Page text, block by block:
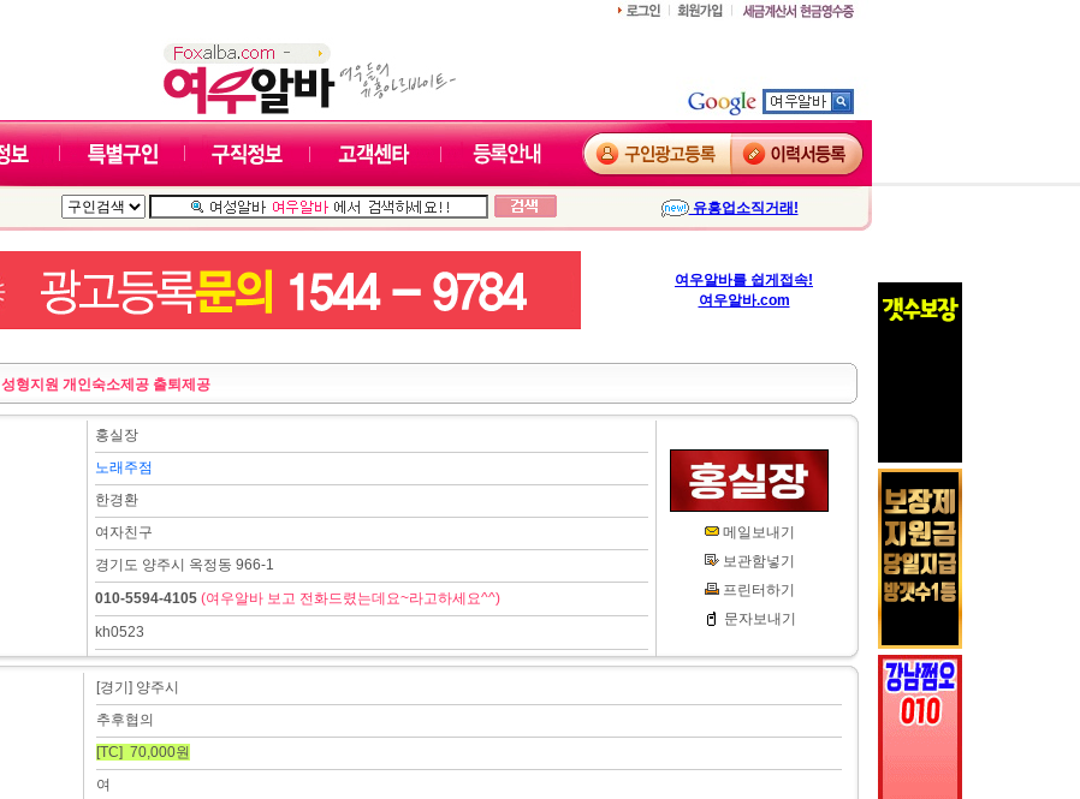
유흥업소직거래!
여우알바를 쉽게접속!
여우알바.com
성형지원 개인숙소제공 출퇴제공
홍실장
노래주점
한경환
여자친구
경기도 양주시 옥정동 966-1
010-5594-4105 (여우알바 보고 전화드렸는데요~라고하세요^^)
kh0523
메일보내기
보관함넣기
프린터하기
문자보내기
[경기] 양주시
추후협의
[TC] 70,000원
여